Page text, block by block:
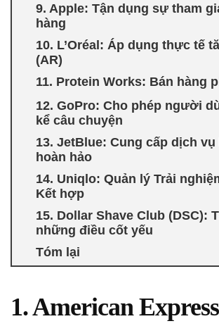
9. Apple: Tận dụng sự tham
hàng
10. L’Oréal: Áp dụng thực tế
(AR)
11. Protein Works: Bán hàng
12. GoPro: Cho phép người
kể câu chuyện
13. JetBlue: Cung cấp dịch
hoàn hảo
14. Uniqlo: Quản lý Trải
Kết hợp
15. Dollar Shave Club (DSC):
những điều cốt yếu
Tóm lại
1. American